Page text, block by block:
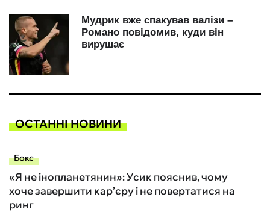
ОСТАННІ НОВИНИ
Бокс
«Я не інопланетянин»: Усик пояснив, чому
хоче завершити кар’єру і не повертатися на
ринг